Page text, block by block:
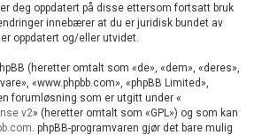
deg oppdatert på disse ettersom fortsatt bruk
innebærer at du er juridisk bundet av
oppdatert og/eller utvidet.
(heretter omtalt som «de», «dem», «deres»,
«www.phpbb.com», «phpBB Limited»,
forumløsning som er utgitt under «
v2» (heretter omtalt som «GPL») og som kan
. phpBB-programvaren gjør det bare mulig